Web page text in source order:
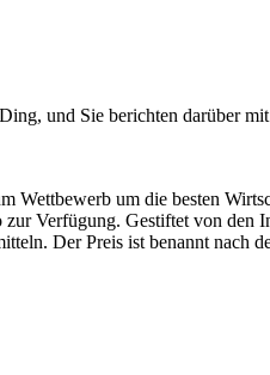
und Sie berichten darüber
Wettbewerb um die besten
Verfügung. Gestiftet von
Der Preis ist benannt nach